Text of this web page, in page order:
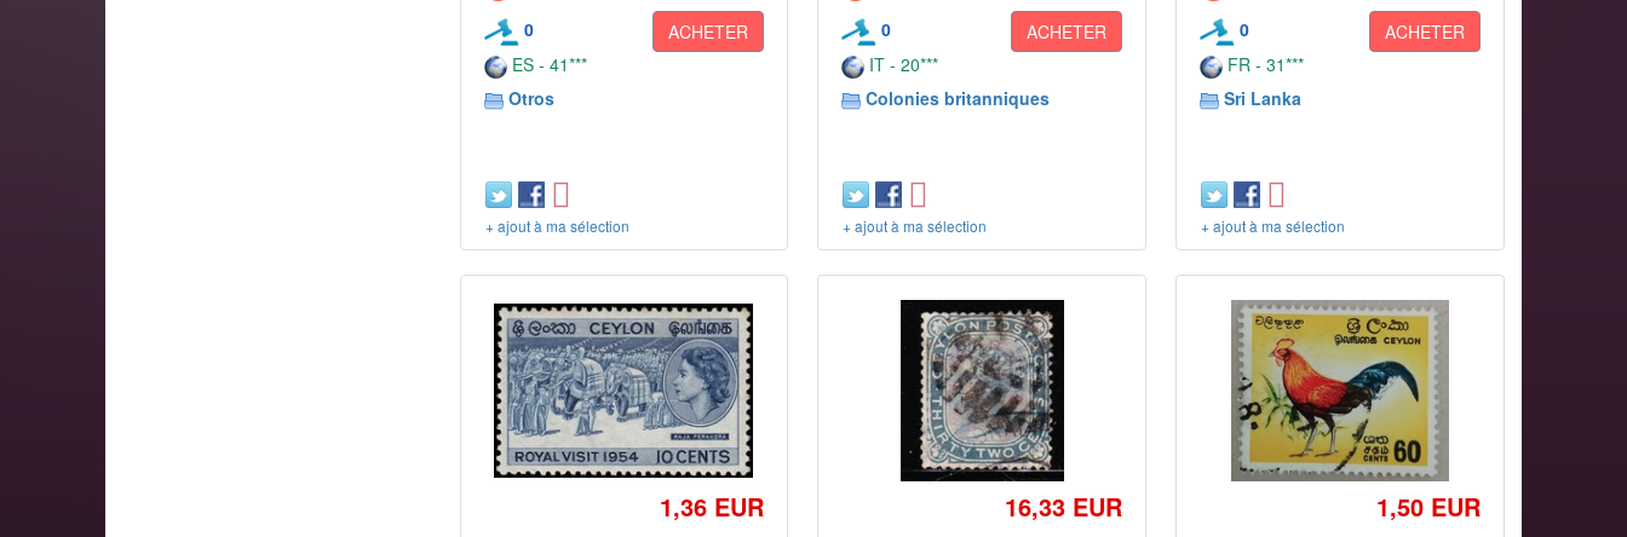
0
ACHETER
ES - 41***
Otros
+ ajout à ma sélection
0
ACHETER
IT - 20***
Colonies britanniques
+ ajout à ma sélection
0
ACHETER
FR - 31***
Sri Lanka
+ ajout à ma sélection
1,36 EUR 16,33 EUR 1,50 EUR